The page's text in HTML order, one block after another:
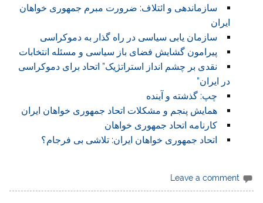
سازماندهی و ائتلاف: ضرورت مبرم جمهوری خواهان
ایران
سازمان یابی سیاسی در راه گذار به دموکراسی
پیرامون گشایش فضای باز سیاسی و مسئله انتخابات
نقدی بر چشم انداز استراتژیک” اتحاد برای دموکراسی
در ایران”
چپ: گذشته و آینده
همایش پنجم و مشکلات اتحاد جمهوری خواهان ایران
کارنامه اتحاد جمهوری خواهان
اتحاد جمهوری خواهان ایران: تلاشی بی فرجام؟
Leave a comment